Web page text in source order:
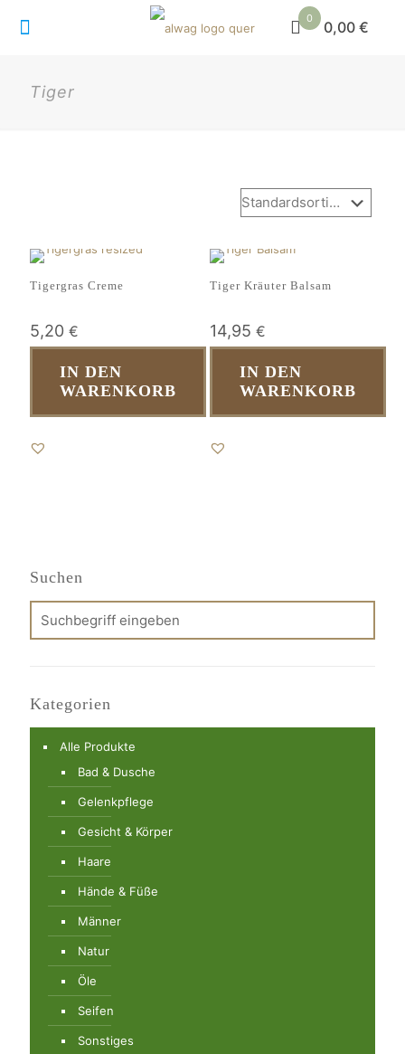
0 0,00 €
Tiger
Tigergras Creme
5,20 €
IN DEN
WARENKORB
Tiger Kräuter Balsam
14,95 €
IN DEN
WARENKORB
Suchen
Kategorien
Alle Produkte
Bad & Dusche
Gelenkpflege
Gesicht & Körper
Haare
Hände & Füße
Männer
Natur
Öle
Seifen
Sonstiges